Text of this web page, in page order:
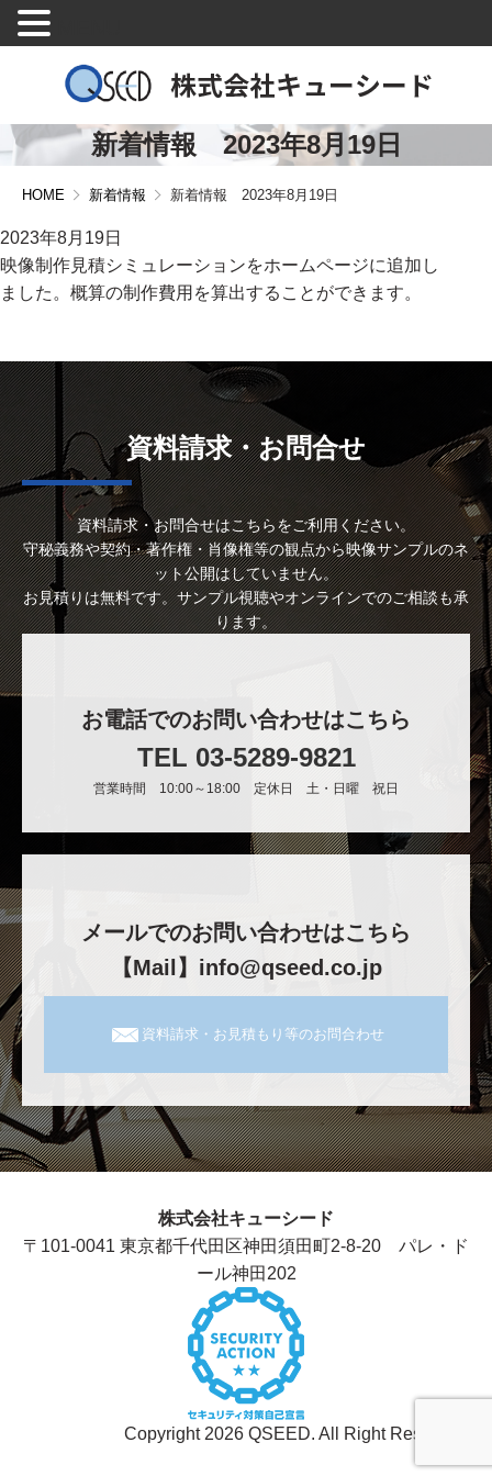
新着情報 2023年8月19日
HOME 新着情報 新着情報 2023年8月19日
2023年8月19日
映像制作見積シミュレーションをホームページに追加し
ました。概算の制作費用を算出することができます。
資料請求・お問合せ
資料請求・お問合せはこちらをご利用ください。
守秘義務や契約・著作権・肖像権等の観点から映像サンプルのネ
ット公開はしていません。
お見積りは無料です。サンプル視聴やオンラインでのご相談も承
ります。
お電話でのお問い合わせはこちら
TEL 03-5289-9821
営業時間 10:00～18:00 定休日 土・日曜 祝日
メールでのお問い合わせはこちら
【Mail】info@qseed.co.jp
資料請求・お見積もり等のお問合わせ
株式会社キューシード
〒101-0041 東京都千代田区神田須田町2-8-20 パレ・ド
ール神田202
Copyright 2026 QSEED. All Right Reserved.